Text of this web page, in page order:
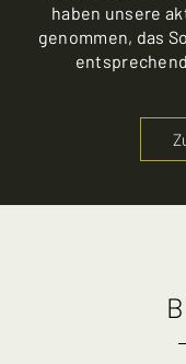
haben unsere
genommen, das